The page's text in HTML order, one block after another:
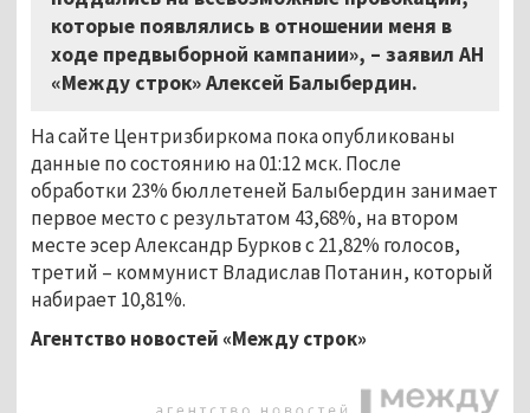
которые появлялись в отношении меня в
ходе предвыборной кампании», – заявил АН
«Между строк» Алексей Балыбердин.
На сайте Центризбиркома пока опубликованы
данные по состоянию на 01:12 мск. После
обработки 23% бюллетеней Балыбердин занимает
первое место с результатом 43,68%, на втором
месте эсер Александр Бурков с 21,82% голосов,
третий – коммунист Владислав Потанин, который
набирает 10,81%.
Агентство новостей «Между строк»